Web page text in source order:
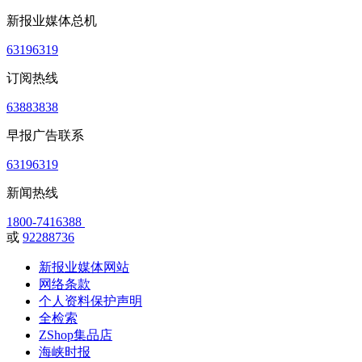
新报业媒体总机
63196319
订阅热线
63883838
早报广告联系
63196319
新闻热线
1800-7416388
或 92288736
新报业媒体网站
网络条款
个人资料保护声明
全检索
ZShop集品店
海峡时报